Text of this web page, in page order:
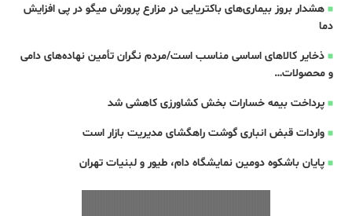
هشدار بروز بیماری‌های باکتریایی در مزارع پرورش میگو در پی افزایش
دما
ذخایر کالاهای اساسی مناسب است/مردم نگران تأمین نهاده‌های دامی
و محصولات…
پرداخت بیمه خسارات بخش کشاورزی کاهشی شد
واردات قبض‌ انباری گوشت راهگشای مدیریت بازار است
پایان باشکوه دومین نمایشگاه دام، طیور و لبنیات تهران